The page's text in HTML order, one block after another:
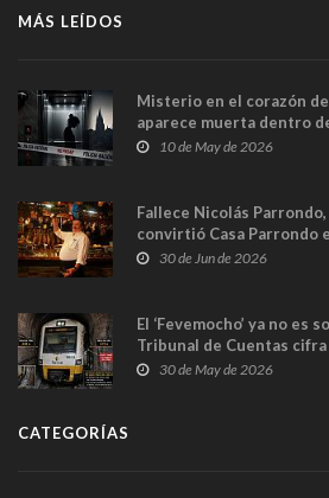
MÁS LEÍDOS
Misterio en el corazón
aparece muerta dentro
y las cámaras captan sus
10 de May de 2026
Fallece Nicolás
convirtió Casa Parrondo
en Madrid
30 de Jun de 2026
El ‘Fevemocho’ ya no es
Tribunal de Cuentas
sobrecoste de los trenes
30 de May de 2026
CATEGORÍAS